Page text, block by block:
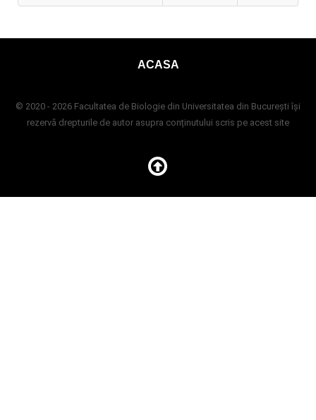
ACASA
© 2020 - 2026 Facultatea de Biologie din Universitatea din București își
rezervă drepturile de autor asupra conținutului scris pe acest site